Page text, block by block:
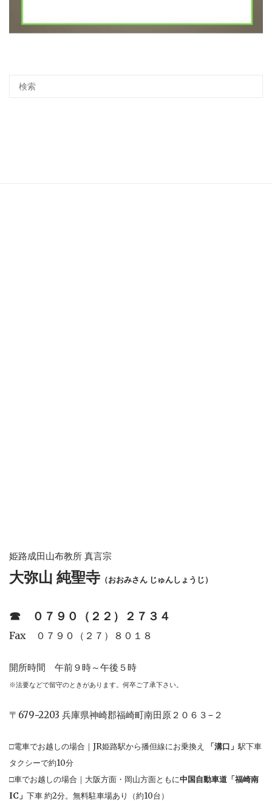
姫路成田山布教所 真言宗
大弥山 純聖寺 （おおみさん じゅんしょうじ）
☎︎ ０７９０（２２）２７３４
Fax ０７９０（２７）８０１８
開所時間 午前９時～午後５時
※法要などで留守のときがあります。何卒ご了承下さい。
〒679−2203 兵庫県神崎郡福崎町南田原２０６３−２
□電車でお越しの場合｜JR姫路駅から播但線にお乗換え 「溝口」駅下車
タクシーで約10分
□車でお越しの場合｜大阪方面・岡山方面ともに中国自動車道「福崎南
IC」 下車 約2分。無料駐車場あり（約10台）